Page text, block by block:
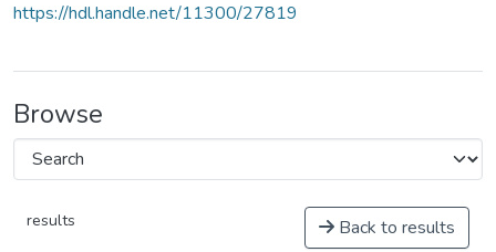
https://hdl.handle.net/11300/27819
Browse
results Back to results